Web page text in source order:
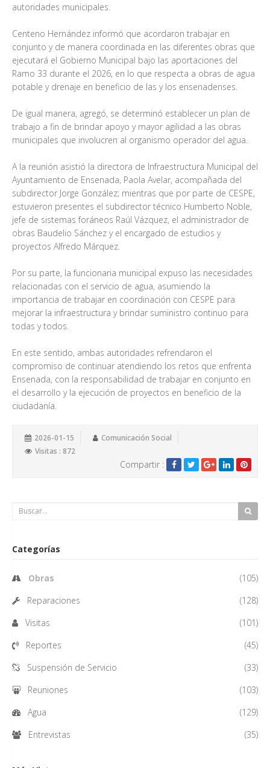
autoridades municipales.
Centeno Hernández informó que acordaron trabajar en
conjunto y de manera coordinada en las diferentes obras que
ejecutará el Gobierno Municipal bajo las aportaciones del
Ramo 33 durante el 2026, en lo que respecta a obras de agua
potable y drenaje en beneficio de las y los ensenadenses.
De igual manera, agregó, se determinó establecer un plan de
trabajo a fin de brindar apoyo y mayor agilidad a las obras
municipales que involucren al organismo operador del agua.
A la reunión asistió la directora de Infraestructura Municipal del
Ayuntamiento de Ensenada, Paola Avelar, acompañada del
subdirector Jorge González; mientras que por parte de CESPE,
estuvieron presentes el subdirector técnico Humberto Noble,
jefe de sistemas foráneos Raúl Vázquez, el administrador de
obras Baudelio Sánchez y el encargado de estudios y
proyectos Alfredo Márquez.
Por su parte, la funcionaria municipal expuso las necesidades
relacionadas con el servicio de agua, asumiendo la
importancia de trabajar en coordinación con CESPE para
mejorar la infraestructura y brindar suministro continuo para
todas y todos.
En este sentido, ambas autoridades refrendaron el
compromiso de continuar atendiendo los retos que enfrenta
Ensenada, con la responsabilidad de trabajar en conjunto en
el desarrollo y la ejecución de proyectos en beneficio de la
ciudadanía.
2026-01-15
Comunicación Social
Visitas : 872
Compartir :
Categorías
Obras
(105)
Reparaciones
(128)
Visitas
(101)
Reportes
(45)
Suspensión de Servicio
(33)
Reuniones
(103)
Agua
(129)
Entrevistas
(35)